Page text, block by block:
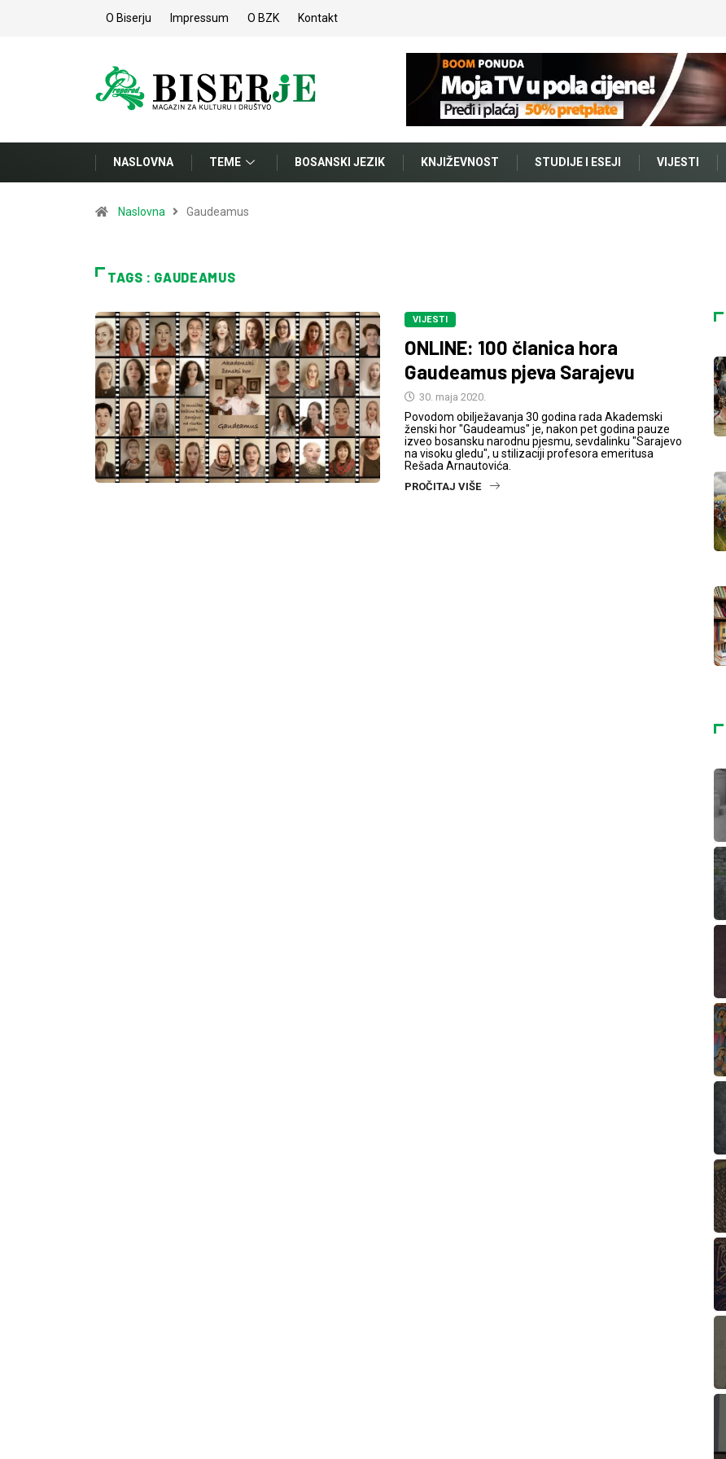
O Biserju Impressum O BZK Kontakt
NASLOVNA TEME BOSANSKI JEZIK KNJIŽEVNOST STUDIJE I ESEJI VIJESTI
Naslovna Gaudeamus
TAGS : GAUDEAMUS
VIJESTI
ONLINE: 100 članica hora
Gaudeamus pjeva Sarajevu
30. maja 2020.
Povodom obilježavanja 30 godina rada Akademski
ženski hor "Gaudeamus" je, nakon pet godina pauze
izveo bosansku narodnu pjesmu, sevdalinku "Sarajevo
na visoku gledu", u stilizaciji profesora emeritusa
Rešada Arnautovića.
PROČITAJ VIŠE